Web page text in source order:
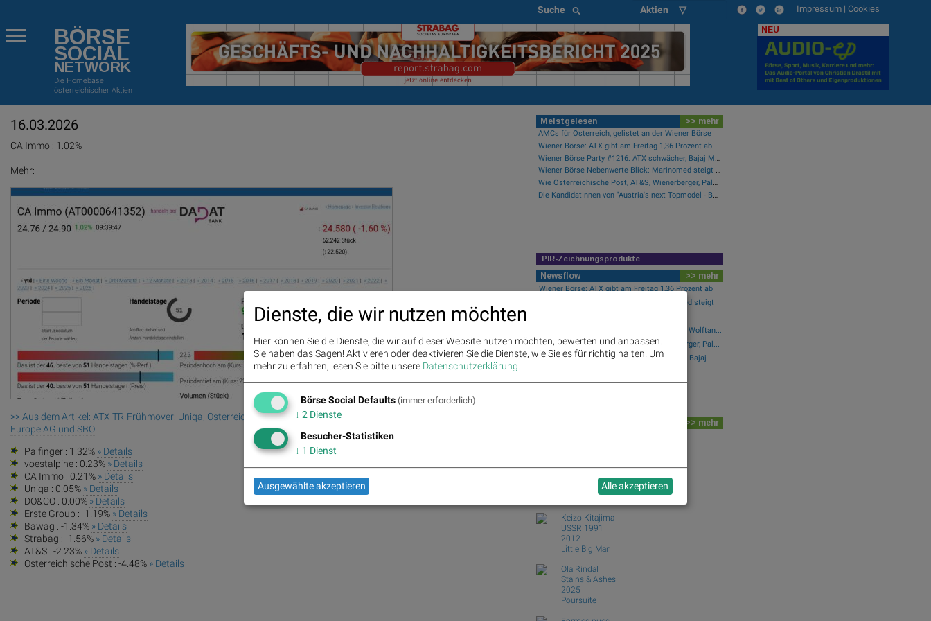
Suche Aktien ▽ Impressum | Cookies
BÖRSE
SOCIAL
NETWORK
Die Homebase
österreichischer Aktien
NEU
16.03.2026
CA Immo : 1.02%
Mehr:
>> Aus dem Artikel: ATX TR-Frühmover: Uniqa, Österreichische Post, DO&CO, OMV, AT&S, voestalpine, RBI, CA Immo, CPI
Europe AG und SBO
Palfinger : 1.32% » Details
voestalpine : 0.23% » Details
CA Immo : 0.21% » Details
Uniqa : 0.05% » Details
DO&CO : 0.00% » Details
Erste Group : -1.19% » Details
Bawag : -1.34% » Details
Strabag : -1.56% » Details
AT&S : -2.23% » Details
Österreichische Post : -4.48% » Details
Meistgelesen >> mehr
AMCs für Österreich, gelistet an der Wiener Börse
Wiener Börse: ATX gibt am Freitag 1,36 Prozent ab
Wiener Börse Party #1216: ATX schwächer, Bajaj Mobility weiter stark, neue indische Freunde und Rajiv Bajaj mein Man of the Day
Wiener Börse Nebenwerte-Blick: Marinomed steigt 8 Prozent, Bajaj Mobility 7,84 Prozent
Wie Österreichische Post, AT&S, Wienerberger, Palfinger, Porr und Bawag für Gesprächsstoff im ATX sorgten
Die KandidatInnen von "Austria's next Topmodel - Boys & Girls" Puls4
PIR-Zeichnungsprodukte
Newsflow >> mehr
Wiener Börse: ATX gibt am Freitag 1,36 Prozent ab
Wiener Börse Nebenwerte-Blick: Marinomed steigt
Wie Marinomed Biotech, Bajaj Mobility AG, Wolftan...
Wie Österreichische Post, AT&S, Wienerberger, Pal...
Wiener Börse Party #1216: ATX schwächer, Bajaj
Österreich-Depots: Weekend-Bilanz (Depot
>> mehr
Ola Rindal
Road to The Farm
Keizo Kitajima
USSR 1991
2012
Little Big Man
Ola Rindal
Stains & Ashes
2025
Poursuite
Dienste, die wir nutzen möchten
Hier können Sie die Dienste, die wir auf dieser Website nutzen möchten, bewerten und anpassen.
Sie haben das Sagen! Aktivieren oder deaktivieren Sie die Dienste, wie Sie es für richtig halten. Um
mehr zu erfahren, lesen Sie bitte unsere Datenschutzerklärung
Börse Social Defaults (immer erforderlich)
↓ 2 Dienste
Besucher-Statistiken
↓ 1 Dienst
Ausgewählte akzeptieren Alle akzeptieren